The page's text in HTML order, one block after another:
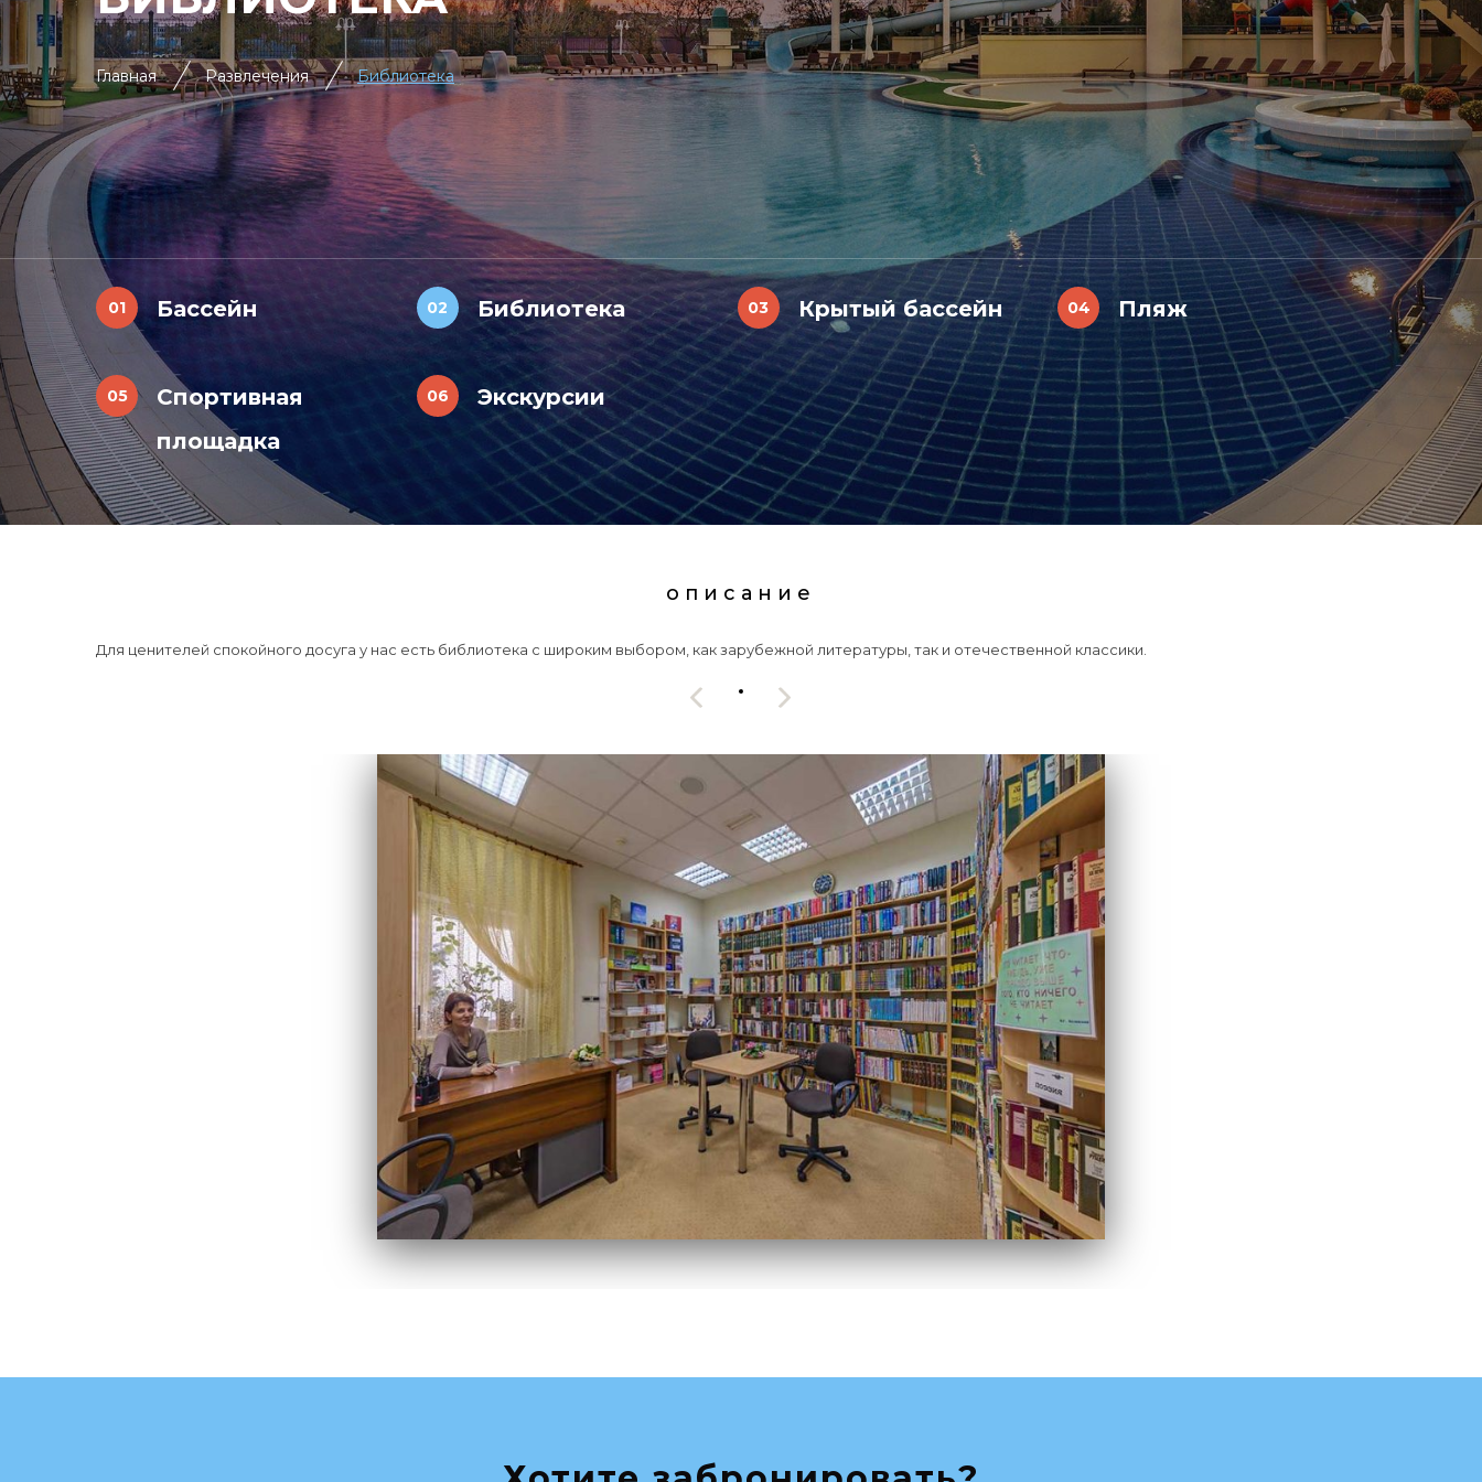
Главная Развлечения Библиотека
Бассейн Библиотека Крытый бассейн Пляж
Спортивная
площадка
Экскурсии
описание
Для ценителей спокойного досуга у нас есть библиотека с широким выбором, как зарубежной литературы, так и отечественной классики.